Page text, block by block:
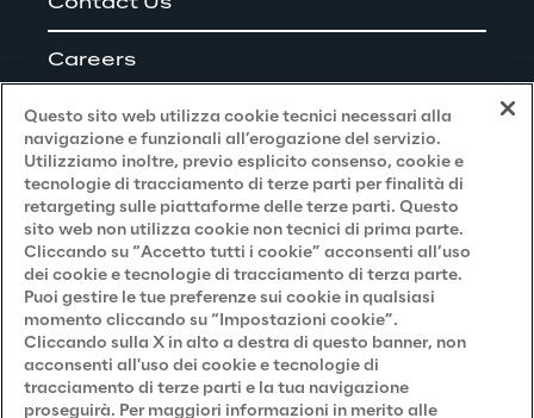
Careers
Privacy and Legal
Privacy & Cookie Policy
Privacy Notice(Candidato)
Privacy Notice(Cliente)
Privacy Notice(Fornitore)
Privacy Notice(Marketing)
Questo sito web utilizza cookie tecnici necessari alla
navigazione e funzionali all’erogazione del servizio.
Utilizziamo inoltre, previo esplicito consenso, cookie e
tecnologie di tracciamento di terze parti per finalità di
retargeting sulle piattaforme delle terze parti. Questo
sito web non utilizza cookie non tecnici di prima parte.
Cliccando su “Accetto tutti i cookie” acconsenti all’uso
dei cookie e tecnologie di tracciamento di terza parte.
Puoi gestire le tue preferenze sui cookie in qualsiasi
momento cliccando su “Impostazioni cookie”.
Cliccando sulla X in alto a destra di questo banner, non
acconsenti all'uso dei cookie e tecnologie di
tracciamento di terze parti e la tua navigazione
proseguirà. Per maggiori informazioni in merito alle